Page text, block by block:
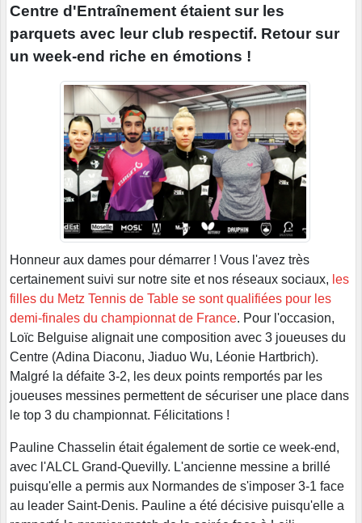
Centre d'Entraînement étaient sur les
parquets avec leur club respectif. Retour sur
un week-end riche en émotions !
Honneur aux dames pour démarrer ! Vous l'avez très
certainement suivi sur notre site et nos réseaux sociaux, les
filles du Metz Tennis de Table se sont qualifiées pour les
demi-finales du championnat de France. Pour l'occasion,
Loïc Belguise alignait une composition avec 3 joueuses du
Centre (Adina Diaconu, Jiaduo Wu, Léonie Hartbrich).
Malgré la défaite 3-2, les deux points remportés par les
joueuses messines permettent de sécuriser une place dans
le top 3 du championnat. Félicitations !
Pauline Chasselin était également de sortie ce week-end,
avec l'ALCL Grand-Quevilly. L'ancienne messine a brillé
puisqu'elle a permis aux Normandes de s'imposer 3-1 face
au leader Saint-Denis. Pauline a été décisive puisqu'elle a